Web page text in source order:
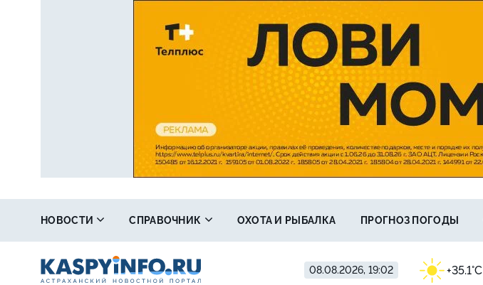
08.08.2026, 19:02 +35.1°C
НОВОСТИ СПРАВОЧНИК ОХОТА И РЫБАЛКА ПРОГНОЗ ПОГОДЫ